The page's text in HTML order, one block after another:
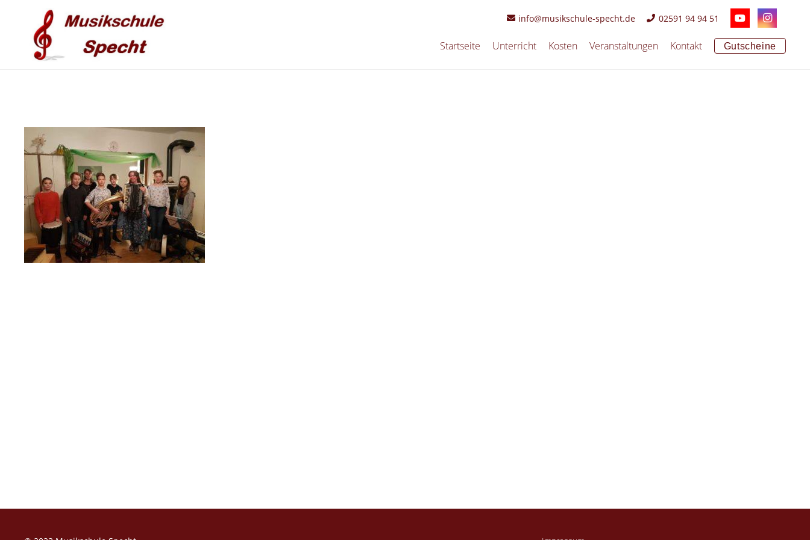
info@musikschule-specht.de 02591 94 94 51
Startseite Unterricht Kosten Veranstaltungen Kontakt Gutscheine